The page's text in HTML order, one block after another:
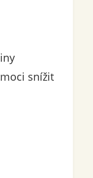
snížit